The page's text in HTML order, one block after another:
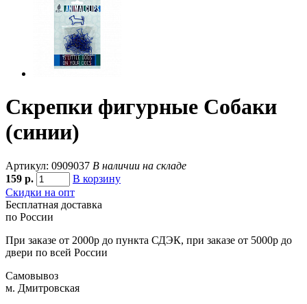
Скрепки фигурные Собаки
(синии)
Артикул: 0909037 В наличии на складе
159 р.
В корзину
Скидки на опт
Бесплатная доставка
по России
При заказе от 2000р до пункта СДЭК, при заказе от 5000р до
двери по всей России
Самовывоз
м. Дмитровская